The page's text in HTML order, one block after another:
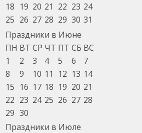
18 19 20 21 22 23 24
25 26 27 28 29 30 31
Праздники в Июне
ПН ВТ СР ЧТ ПТ СБ ВС
1
2 3 4 5 6
7
8
9 10 11 12 13 14
15 16 17 18 19 20 21
22 23 24 25 26 27 28
29 30
Праздники в Июле